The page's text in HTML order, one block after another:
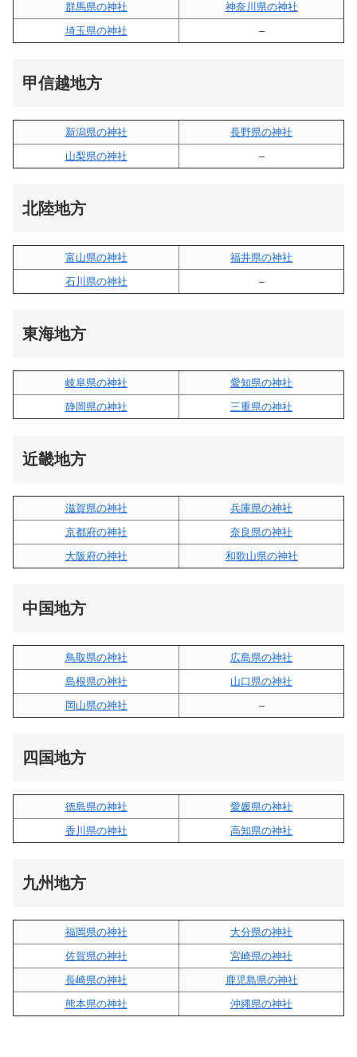
群馬県の神社
神奈川県の神社
埼玉県の神社
–
甲信越地方
新潟県の神社
長野県の神社
山梨県の神社
–
北陸地方
富山県の神社
福井県の神社
石川県の神社
–
東海地方
岐阜県の神社
愛知県の神社
静岡県の神社
三重県の神社
近畿地方
滋賀県の神社
兵庫県の神社
京都府の神社
奈良県の神社
大阪府の神社
和歌山県の神社
中国地方
鳥取県の神社
広島県の神社
島根県の神社
山口県の神社
岡山県の神社
–
四国地方
徳島県の神社
愛媛県の神社
香川県の神社
高知県の神社
九州地方
福岡県の神社
大分県の神社
佐賀県の神社
宮崎県の神社
長崎県の神社
鹿児島県の神社
熊本県の神社
沖縄県の神社